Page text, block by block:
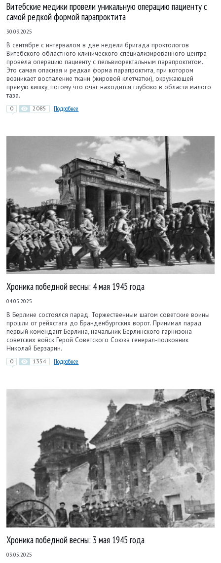
Витебские медики провели уникальную операцию пациенту с
самой редкой формой парапроктита
30.09.2025
В сентябре с интервалом в две недели бригада проктологов
Витебского областного клинического специализированного центра
провела операцию пациенту с пельвиоректальным парапроктитом.
Это самая опасная и редкая форма парапроктита, при котором
возникает воспаление ткани (жировой клетчатки), окружающей
прямую кишку, потому что очаг находится глубоко в области малого
таза.
0 2085 Подробнее
Хроника победной весны: 4 мая 1945 года
04.05.2025
В Берлине состоялся парад. Торжественным шагом советские воины
прошли от рейхстага до Бранденбургских ворот. Принимал парад
первый комендант Берлина, начальник Берлинского гарнизона
советских войск Герой Советского Союза генерал-полковник
Николай Берзарин.
0 1354 Подробнее
Хроника победной весны: 3 мая 1945 года
03.05.2025